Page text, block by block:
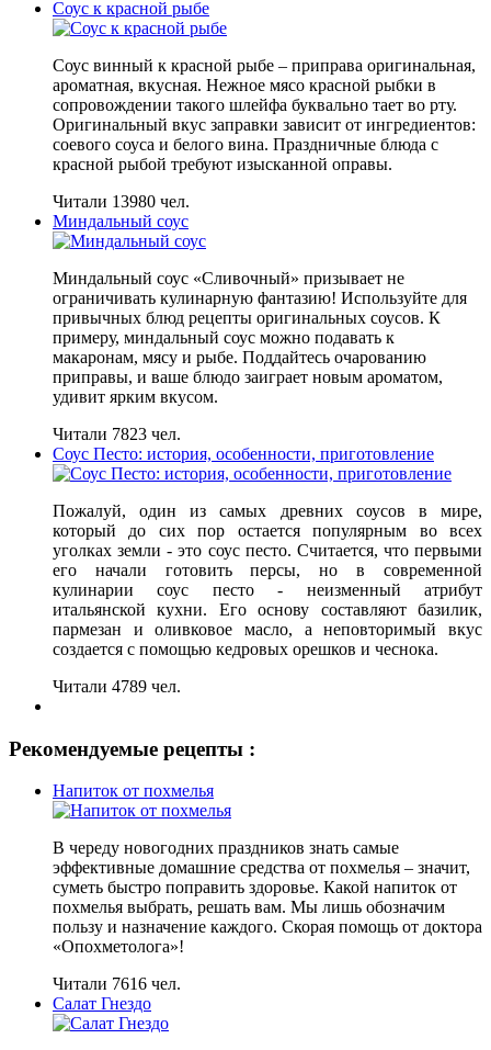
Соус к красной рыбе
Соус винный к красной рыбе – приправа оригинальная,
ароматная, вкусная. Нежное мясо красной рыбки в
сопровождении такого шлейфа буквально тает во рту.
Оригинальный вкус заправки зависит от ингредиентов:
соевого соуса и белого вина. Праздничные блюда с
красной рыбой требуют изысканной оправы.
Читали 13980 чел.
Миндальный соус
Миндальный соус «Сливочный» призывает не
ограничивать кулинарную фантазию! Используйте для
привычных блюд рецепты оригинальных соусов. К
примеру, миндальный соус можно подавать к
макаронам, мясу и рыбе. Поддайтесь очарованию
приправы, и ваше блюдо заиграет новым ароматом,
удивит ярким вкусом.
Читали 7823 чел.
Соус Песто: история, особенности, приготовление
Пожалуй, один из самых древних соусов в мире,
который до сих пор остается популярным во всех
уголках земли - это соус песто. Считается, что первыми
его начали готовить персы, но в современной
кулинарии соус песто - неизменный атрибут
итальянской кухни. Его основу составляют базилик,
пармезан и оливковое масло, а неповторимый вкус
создается с помощью кедровых орешков и чеснока.
Читали 4789 чел.
Рекомендуемые рецепты :
Напиток от похмелья
В череду новогодних праздников знать самые
эффективные домашние средства от похмелья – значит,
суметь быстро поправить здоровье. Какой напиток от
похмелья выбрать, решать вам. Мы лишь обозначим
пользу и назначение каждого. Скорая помощь от доктора
«Опохметолога»!
Читали 7616 чел.
Салат Гнездо